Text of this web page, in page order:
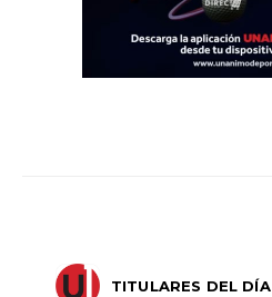
TITULARES DEL DÍA